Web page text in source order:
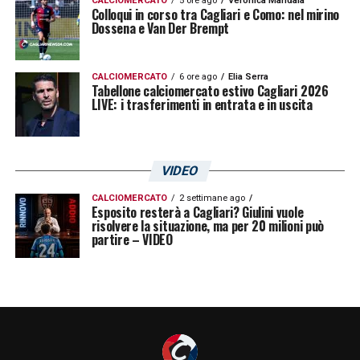
Deiola paiono essere i principali indiziati ad
affiancare Viola, ma Nandez scalpita e Rog
ha voglia di prendersi il Mondiale in Qatar.
LA PLAYLIST DELLE NOSTRE TOP NEWS
Colloqui in corso tra Cagliari e Como: nel mirino
Dossena e Van Der Brempt
CALCIOMERCATO 6 ore ago Elia Serra
Tabellone calciomercato estivo Cagliari 2026
LIVE: i trasferimenti in entrata e in uscita
VIDEO
CALCIOMERCATO 2 settimane ago
Esposito resterà a Cagliari? Giulini vuole
risolvere la situazione, ma per 20 milioni può
partire – VIDEO